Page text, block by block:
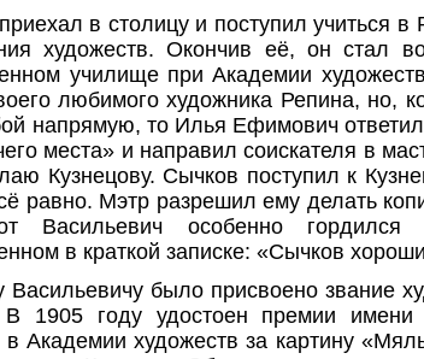
в столицу и поступил учиться
художеств. Окончив её, он стал
училище при Академии
любимого художника Репина, но,
напрямую, то Илья Ефимович
места» и направил соискателя в
Кузнецову. Сычков поступил к
равно. Мэтр разрешил ему делать
Васильевич особенно гордился
в краткой записке: «Сычков
было присвоено звание
1905 году удостоен премии
в Академии художеств за картину